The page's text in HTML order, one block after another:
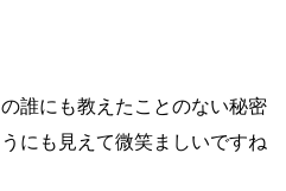
誰にも教えたことのない秘密
にも見えて微笑ましいですね